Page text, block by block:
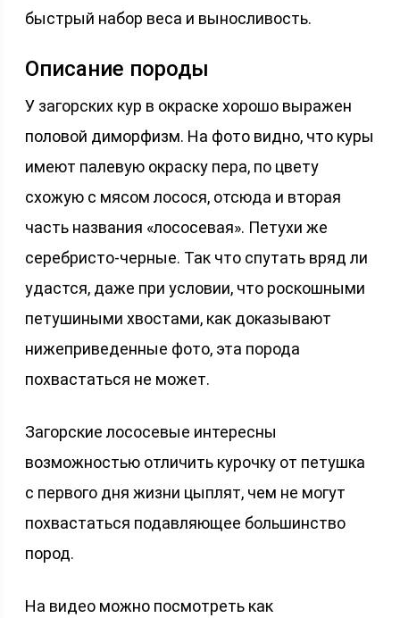
быстрый набор веса и выносливость.
Описание породы
У загорских кур в окраске хорошо выражен
половой диморфизм. На фото видно, что куры
имеют палевую окраску пера, по цвету
схожую с мясом лосося, отсюда и вторая
часть названия «лососевая». Петухи же
серебристо-черные. Так что спутать вряд ли
удастся, даже при условии, что роскошными
петушиными хвостами, как доказывают
нижеприведенные фото, эта порода
похвастаться не может.
Загорские лососевые интересны
возможностью отличить курочку от петушка
с первого дня жизни цыплят, чем не могут
похвастаться подавляющее большинство
пород.
На видео можно посмотреть как